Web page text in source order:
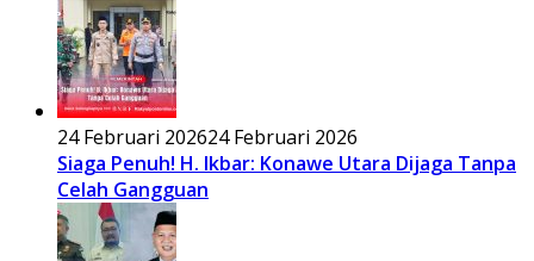
24 Februari 202624 Februari 2026
Siaga Penuh! H. Ikbar: Konawe Utara Dijaga Tanpa
Celah Gangguan